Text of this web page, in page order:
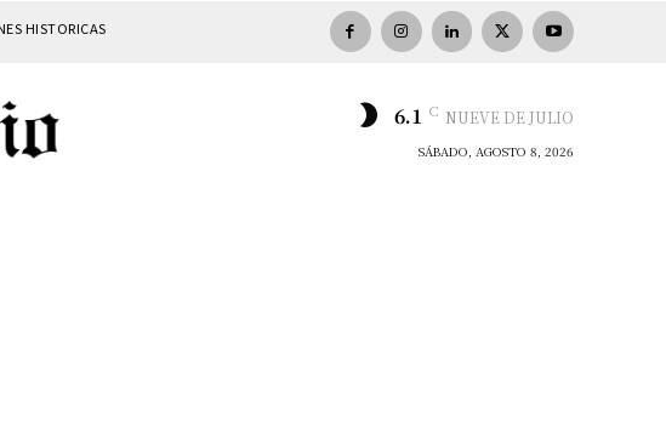
HISTORICAS
6.1 C NUEVE DE JULIO
SÁBADO, AGOSTO 8, 2026